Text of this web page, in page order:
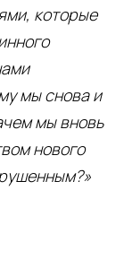
которые
мы снова и
мы вновь
нового